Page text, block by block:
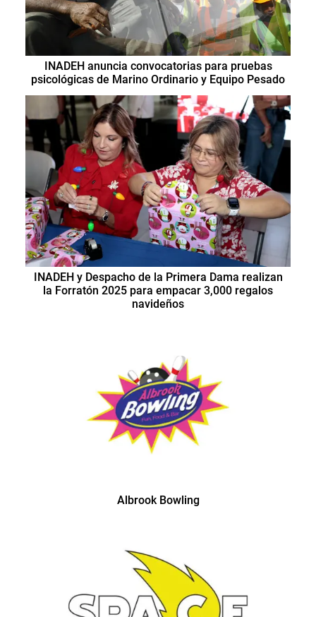
INADEH anuncia convocatorias para pruebas
psicológicas de Marino Ordinario y Equipo Pesado
INADEH y Despacho de la Primera Dama realizan
la Forratón 2025 para empacar 3,000 regalos
navideños
Albrook Bowling